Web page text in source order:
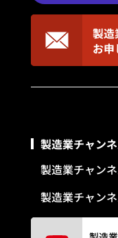
製造
お
製造業チャン
製造業チャン
製造業チャン